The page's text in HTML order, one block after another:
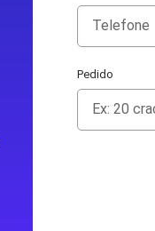
Pedido